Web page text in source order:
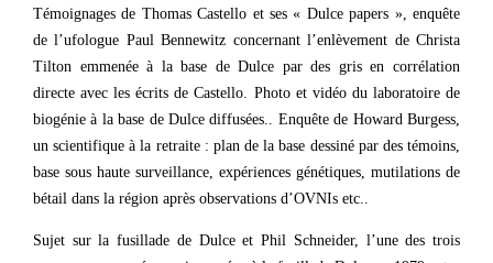
Témoignages de Thomas Castello et ses « Dulce papers », enquête
de l’ufologue Paul Bennewitz concernant l’enlèvement de Christa
Tilton emmenée à la base de Dulce par des gris en corrélation
directe avec les écrits de Castello. Photo et vidéo du laboratoire de
biogénie à la base de Dulce diffusées.. Enquête de Howard Burgess,
un scientifique à la retraite : plan de la base dessiné par des témoins,
base sous haute surveillance, expériences génétiques, mutilations de
bétail dans la région après observations d’OVNIs etc..
Sujet sur la fusillade de Dulce et Phil Schneider, l’une des trois